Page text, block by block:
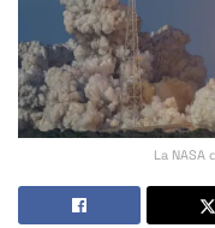
La